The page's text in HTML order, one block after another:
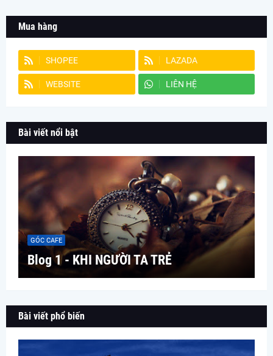
Mua hàng
SHOPEE LAZADA
WEBSITE LIÊN HỆ
Bài viết nổi bật
GÓC CAFE
Blog 1 - KHI NGƯỜI TA TRẺ
Bài viết phổ biến